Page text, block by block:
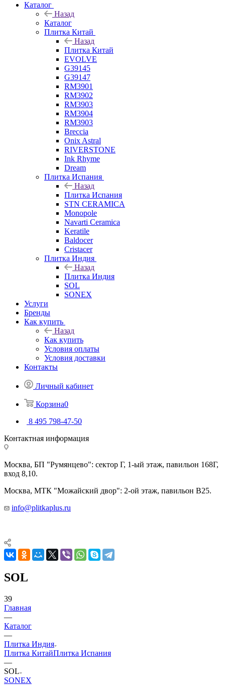
Каталог
Назад
Каталог
Плитка Китай
Назад
Плитка Китай
EVOLVE
G39145
G39147
RM3901
RM3902
RM3903
RM3904
RM3903
Breccia
Onix Astral
RIVERSTONE
Ink Rhyme
Dream
Плитка Испания
Назад
Плитка Испания
STN CERAMICA
Monopole
Navarti Ceramica
Keratile
Baldocer
Cristacer
Плитка Индия
Назад
Плитка Индия
SOL
SONEX
Услуги
Бренды
Как купить
Назад
Как купить
Условия оплаты
Условия доставки
Контакты
Личный кабинет
Корзина0
8 495 798-47-50
Контактная информация
Москва, БП "Румянцево": сектор Г, 1-ый этаж, павильон 168Г,
вход 8,10.
Москва, МТК "Можайский двор": 2-ой этаж, павильон В25.
info@plitkaplus.ru
SOL
39
Главная
—
Каталог
—
Плитка Индия
Плитка КитайПлитка Испания
—
SOL
SONEX